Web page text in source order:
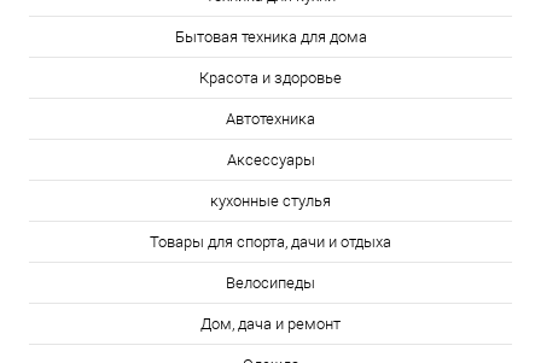
Бытовая техника для дома
Красота и здоровье
Автотехника
Аксессуары
кухонные стулья
Товары для спорта, дачи и отдыха
Велосипеды
Дом, дача и ремонт